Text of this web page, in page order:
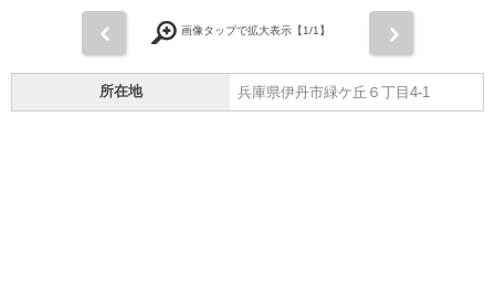
画像タップで拡大表示【1/1】
所在地 兵庫県伊丹市緑ケ丘６丁目4-1